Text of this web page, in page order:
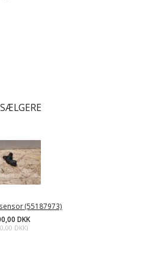
(55187973)
DKK
DKK)